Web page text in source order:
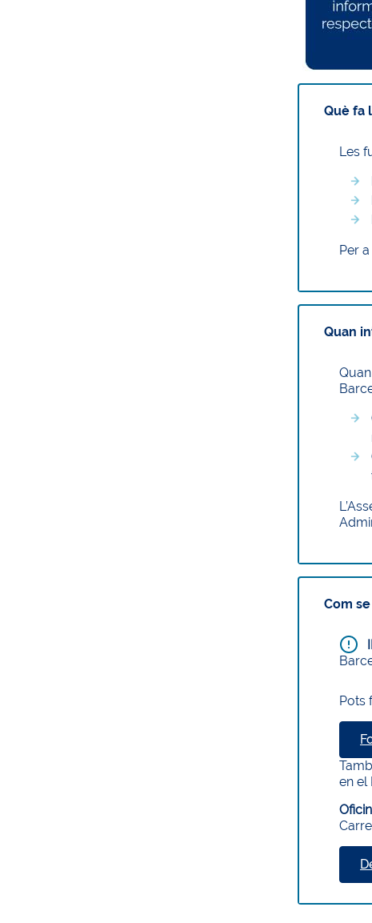
Què fa
Les
Per
Quan
Com
Pots
en el